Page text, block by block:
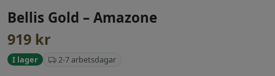
Bellis Gold – Amazone
919 kr
I lager 2-7 arbetsdagar